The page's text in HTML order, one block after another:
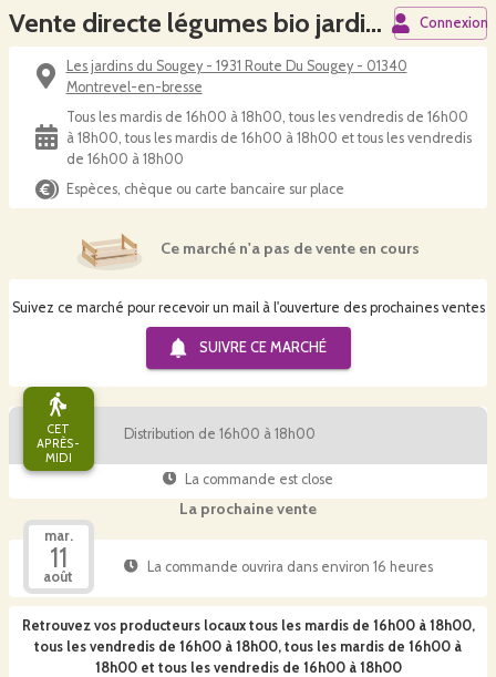
Vente directe légumes bio jardins du Sougey Connexion
Les jardins du Sougey - 1931 Route Du Sougey - 01340
Montrevel-en-bresse
Tous les mardis de 16h00 à 18h00, tous les vendredis de 16h00
à 18h00, tous les mardis de 16h00 à 18h00 et tous les vendredis
de 16h00 à 18h00
Espèces, chèque ou carte bancaire sur place
Suivez ce marché pour recevoir un mail à l'ouverture des prochaines ventes
SUIVRE CE MARCHÉ
Ce marché n'a pas de vente en cours
CET
APRÈS-
MIDI
Distribution de 16h00 à 18h00
La commande est close
La prochaine vente
mar.
11
août
La commande ouvrira dans environ 16 heures
Retrouvez vos producteurs locaux tous les mardis de 16h00 à 18h00,
tous les vendredis de 16h00 à 18h00, tous les mardis de 16h00 à
18h00 et tous les vendredis de 16h00 à 18h00